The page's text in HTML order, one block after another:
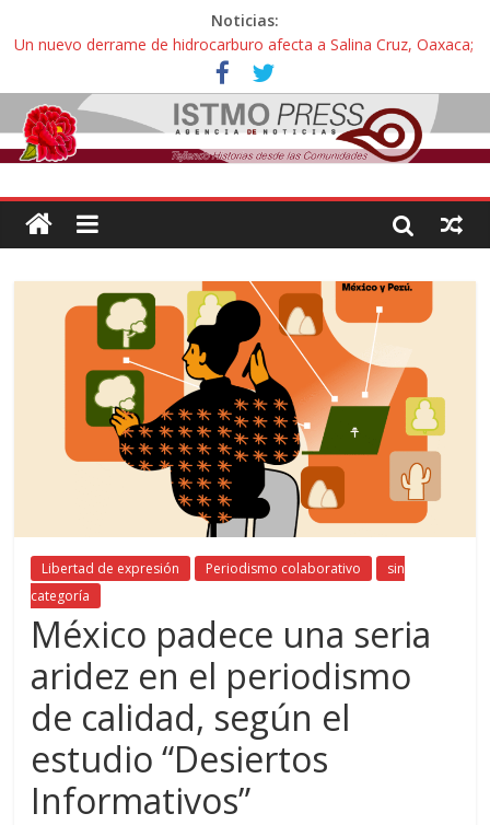
Noticias:
Un nuevo derrame de hidrocarburo afecta a Salina Cruz, Oaxaca;
ahora pescadores de Salinas del Marqués denuncian daños de
Pemex
Ángel, el joven autista expulsado por la Universidad Bienestar de
Ixtepec, Oaxaca vuelve a las aulas tras amparo
Familiares de periodista Alejandro Leyva se reúnen con titular de
intelectuales de su asesinato
Alertan pescadores de Juchitán, Oaxaca de nuevo despojo de su
Pescadores y comuneros ikoots detienen la extracción ilegal de
material pétreo de gravera Oyamel
Libertad de expresión Periodismo colaborativo
sin
categoría
México padece una seria
aridez en el periodismo
de calidad, según el
estudio “Desiertos
Informativos”